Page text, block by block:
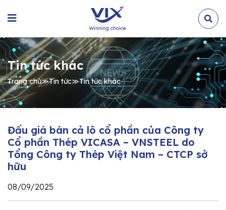
Tin tức khác
Trang chủ≫Tin tức≫Tin tức khác
Đấu giá bán cả lô cổ phần của Công ty
Cổ phần Thép VICASA – VNSTEEL do
Tổng Công ty Thép Việt Nam – CTCP sở
hữu
08/09/2025